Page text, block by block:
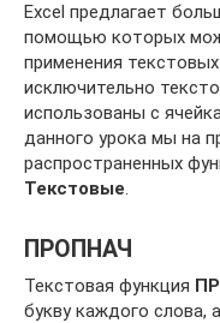
Excel предлагает
помощью которых
применения
исключительно
использованы с
данного урока мы на
распространенных
Текстовые.
ПРОПНАЧ
Текстовая функция
букву каждого слова,